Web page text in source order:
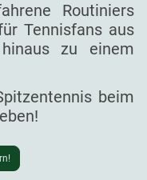
Routiniers
Tennisfans aus
zu einem
beim